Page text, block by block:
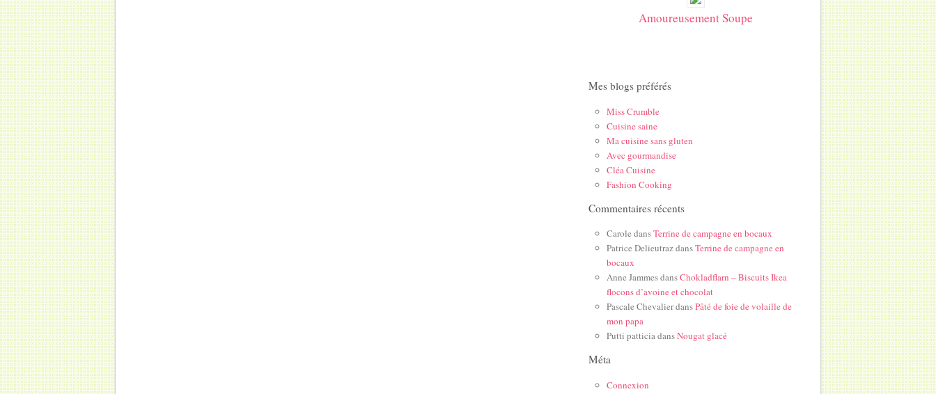
Amoureusement Soupe
Mes blogs préférés
Miss Crumble
Cuisine saine
Ma cuisine sans gluten
Avec gourmandise
Cléa Cuisine
Fashion Cooking
Commentaires récents
Carole dansTerrine de campagne en bocaux
Patrice DelieutrazdansTerrine de campagne en
bocaux
Anne JammesdansChokladflarn – Biscuits Ikea
flocons d’avoine et chocolat
Pascale ChevalierdansPâté de foie de volaille de
mon papa
Putti patticiadansNougat glacé
Méta
Connexion